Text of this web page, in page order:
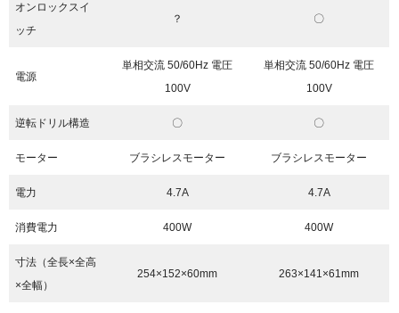
オンロックスイ
ッチ
？ 〇
電源
単相交流 50/60Hz 電圧
100V
単相交流 50/60Hz 電圧
100V
逆転ドリル構造 〇 〇
モーター ブラシレスモーター ブラシレスモーター
電力 4.7A 4.7A
消費電力 400W 400W
寸法（全長×全高
×全幅）
254×152×60mm 263×141×61mm